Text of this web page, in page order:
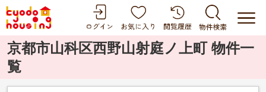
京都市山科区西野山射庭ノ上町 物件一
覧